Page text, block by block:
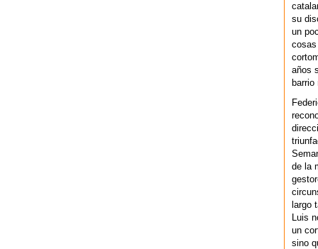
su
un
cosas
años
de la
largo
Luis
un
sino